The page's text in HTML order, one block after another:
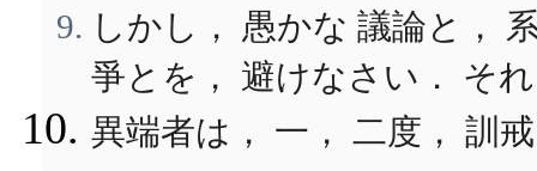
しかし， 愚かな 議論と，
爭とを， 避けなさい． そ
異端者は， 一， 二度， 訓